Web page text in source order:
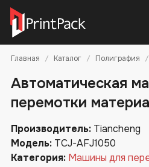
Главная Каталог Полиграфия
Автоматическая
перемотки
Производитель: Tiancheng
Модель: TCJ-AFJ1050
Категория: Машины для